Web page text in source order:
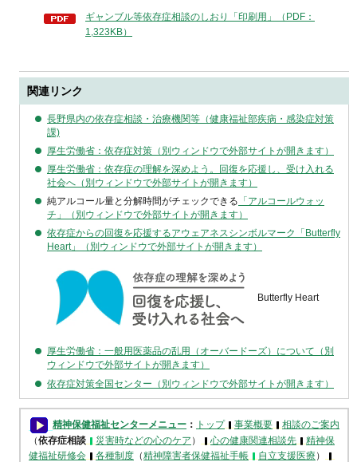
ギャンブル等依存症相談のしおり「印刷用」（PDF：
1,323KB）
関連リンク
長野県内の依存症相談・治療機関等（健康福祉部疾病・感染症対策
課)
厚生労働省：依存症対策（別ウィンドウで外部サイトが開きます）
厚生労働省：依存症の理解を深めよう。回復を応援し、受け入れる
社会へ（別ウィンドウで外部サイトが開きます）
純アルコール量と分解時間がチェックできる 「アルコールウォッ
チ」（別ウィンドウで外部サイトが開きます）
依存症からの回復を応援するアウェアネスシンボルマーク「Butterfly
Heart」（別ウィンドウで外部サイトが開きます）
Butterfly Heart
厚生労働省：一般用医薬品の乱用（オーバードーズ）について（別
ウィンドウで外部サイトが開きます）
依存症対策全国センター（別ウィンドウで外部サイトが開きます）
精神保健福祉センターメニュー ： トップ 事業概要
相談のご案内
（依存症相談 災害時などの心のケア ） 心の健康関連相談先
精神保
健福祉研修会
各種制度 （精神障害者保健福祉手帳 自立支援医療）